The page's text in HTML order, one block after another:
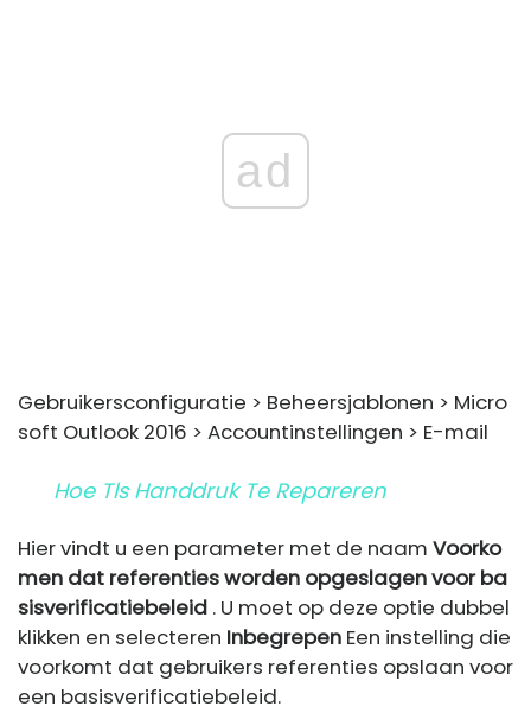
ad
Gebruikersconfiguratie > Beheersjablonen > Micro
soft Outlook 2016 > Accountinstellingen > E-mail
Hoe Tls Handdruk Te Repareren
Hier vindt u een parameter met de naam Voorko
men dat referenties worden opgeslagen voor ba
sisverificatiebeleid . U moet op deze optie dubbel
klikken en selecteren Inbegrepen Een instelling die
voorkomt dat gebruikers referenties opslaan voor
een basisverificatiebeleid.